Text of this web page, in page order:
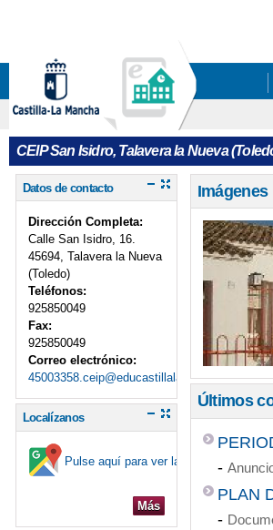
CEIP San Isidro, Talavera la Nueva
Datos de contacto
Dirección Completa:
Calle San Isidro, 16.
45694, Talavera la Nueva
(Toledo)
Teléfonos:
925850049
Fax:
925850049
Correo electrónico:
45003358.ceip@educastillalamancha.es
Localízanos
Pulse aquí para ver la ubicación en el
Más
Imágenes
Últimos
-
PLAN
-